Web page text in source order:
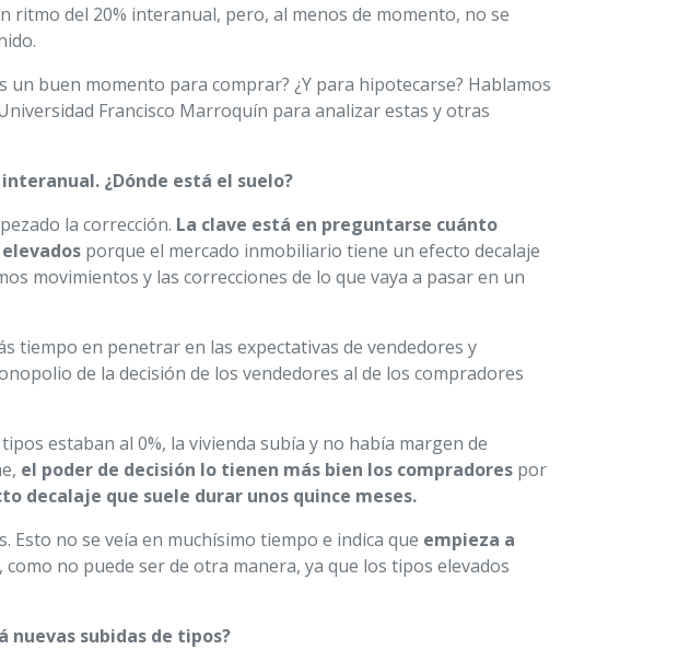
ritmo del 20% interanual, pero, al menos de momento, no se
un buen momento para comprar? ¿Y para hipotecarse? Hablamos
Francisco Marroquín para analizar estas y otras
¿Dónde está el suelo?
la corrección. La clave está en preguntarse cuánto
porque el mercado inmobiliario tiene un efecto decalaje
movimientos y las correcciones de lo que vaya a pasar en un
tiempo en penetrar en las expectativas de vendedores y
de la decisión de los vendedores al de los compradores
estaban al 0%, la vivienda subía y no había margen de
el poder de decisión lo tienen más bien los compradores por
decalaje que suele durar unos quince meses.
Esto no se veía en muchísimo tiempo e indica que empieza a
, como no puede ser de otra manera, ya que los tipos elevados
nuevas subidas de tipos?